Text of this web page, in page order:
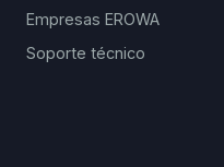
Empresas EROWA
Soporte técnico